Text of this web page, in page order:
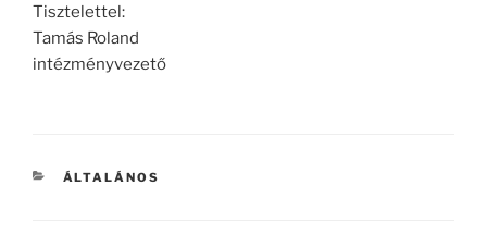
Tisztelettel:
Tamás Roland
intézményvezető
KATEGÓRIÁK
ÁLTALÁNOS